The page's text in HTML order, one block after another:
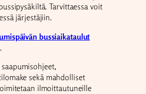
Tarvittaessa voit
järjestäjiin.
bussiaikataulut
.
sekä mahdolliset
ilmoittautuneille